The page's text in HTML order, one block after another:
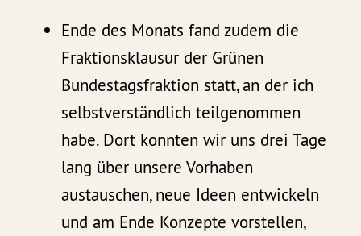
Ende des Monats fand zudem die
Fraktionsklausur der Grünen
Bundestagsfraktion statt, an der ich
selbstverständlich teilgenommen
habe. Dort konnten wir uns drei Tage
lang über unsere Vorhaben
austauschen, neue Ideen entwickeln
und am Ende Konzepte vorstellen,